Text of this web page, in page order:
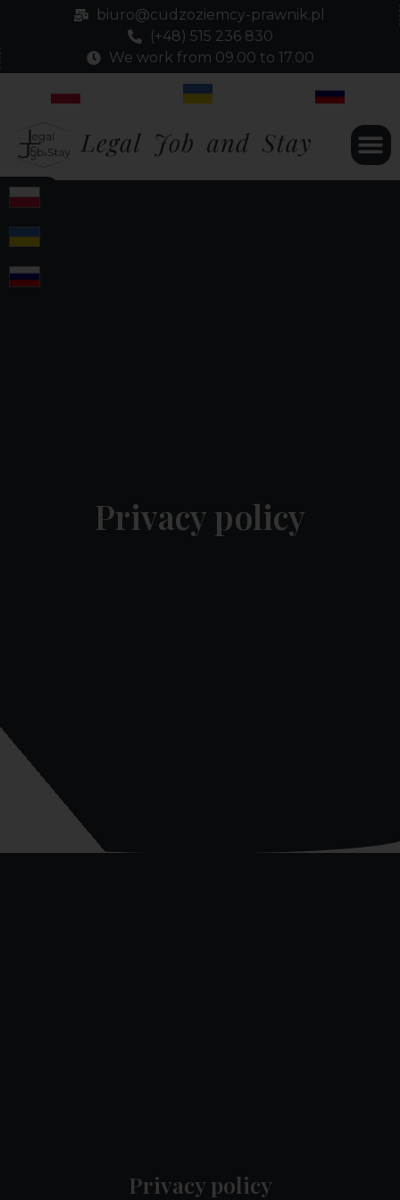
biuro@cudzoziemcy-prawnik.pl
(+48) 515 236 830
We work from 09.00 to 17.00
Privacy policy
Privacy policy